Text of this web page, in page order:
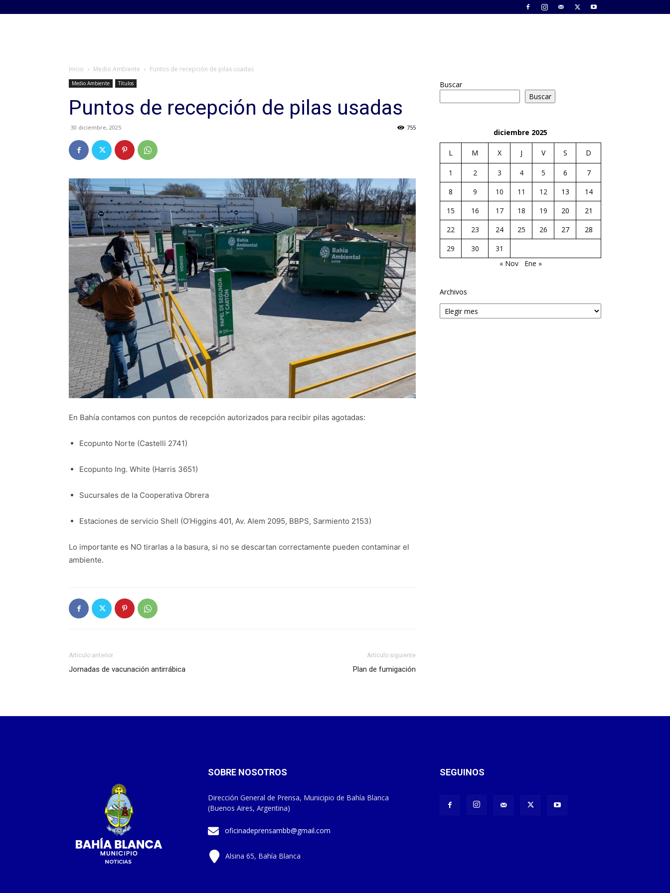
Inicio Medio Ambiente Puntos de recepción de pilas usadas
Medio Ambiente Títulos
Puntos de recepción de pilas usadas
30 diciembre, 2025 755
En Bahía contamos con puntos de recepción autorizados para recibir pilas agotadas:
Ecopunto Norte (Castelli 2741)
Ecopunto Ing. White (Harris 3651)
Sucursales de la Cooperativa Obrera
Estaciones de servicio Shell (O’Higgins 401, Av. Alem 2095, BBPS, Sarmiento 2153)
Lo importante es NO tirarlas a la basura, si no se descartan correctamente pueden contaminar el
ambiente.
Artículo anterior
Jornadas de vacunación antirrábica
Artículo siguiente
Plan de fumigación
Buscar
Buscar
diciembre 2025
L M X J V S D
1 2 3 4 5 6
7
8
9 10 11 12 13
14
15
16 17 18 19 20
21
22
23 24 25 26 27
28
29
30
31
« Nov
Ene »
Archivos
SOBRE NOSOTROS
Dirección General de Prensa, Municipio de Bahía Blanca
(Buenos Aires, Argentina)
oficinadeprensambb@gmail.com
Alsina 65, Bahía Blanca
SEGUINOS